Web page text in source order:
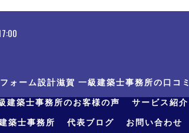
ォーム設計滋賀 一級建築士事務所の口コ
建築士事務所のお客様の声
サービス紹介
築士事務所
代表ブログ お問い合わせ